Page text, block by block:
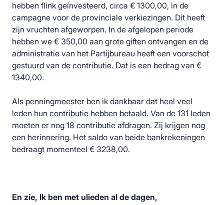
hebben flink geïnvesteerd, circa € 1300,00, in de
campagne voor de provinciale verkiezingen. Dit heeft
zijn vruchten afgeworpen. In de afgelopen periode
hebben we € 350,00 aan grote giften ontvangen en de
administratie van het Partijbureau heeft een voorschot
gestuurd van de contributie. Dat is een bedrag van €
1340,00.
Als penningmeester ben ik dankbaar dat heel veel
leden hun contributie hebben betaald. Van de 131 leden
moeten er nog 18 contributie afdragen. Zij krijgen nog
een herinnering. Het saldo van beide bankrekeningen
bedraagt momenteel € 3238,00.
En zie, Ik ben met ulieden al de dagen,